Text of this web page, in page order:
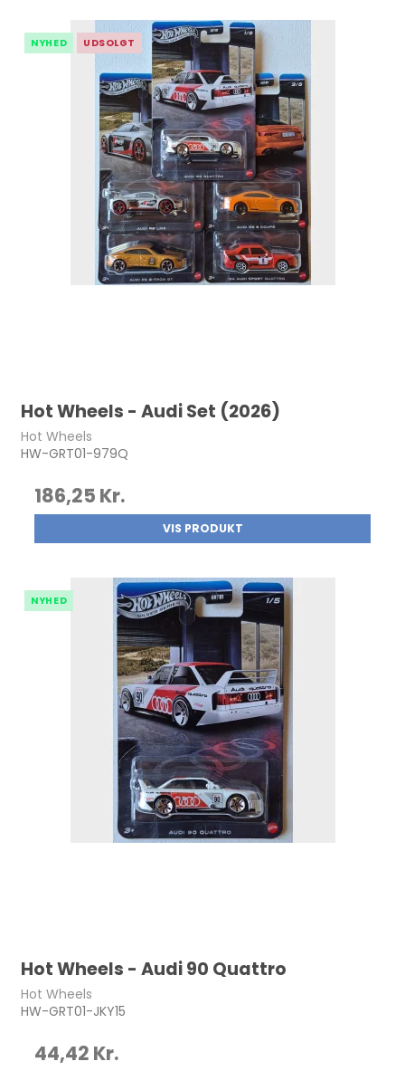
NYHED UDSOLGT
Hot Wheels - Audi Set (2026)
Hot Wheels
HW-GRT01-979Q
186,25 Kr.
VIS PRODUKT
NYHED
Hot Wheels - Audi 90 Quattro
Hot Wheels
HW-GRT01-JKY15
44,42 Kr.